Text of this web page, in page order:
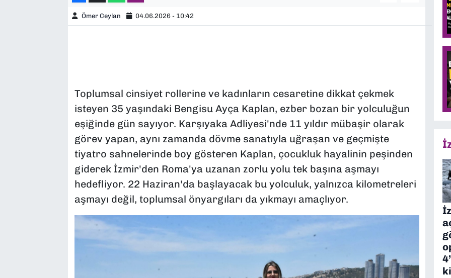
Ömer Ceylan 04.06.2026 - 10:42
Toplumsal cinsiyet rollerine ve kadınların cesaretine dikkat çekmek
isteyen 35 yaşındaki Bengisu Ayça Kaplan, ezber bozan bir yolculuğun
eşiğinde gün sayıyor. Karşıyaka Adliyesi'nde 11 yıldır mübaşir olarak
görev yapan, aynı zamanda dövme sanatıyla uğraşan ve geçmişte
tiyatro sahnelerinde boy gösteren Kaplan, çocukluk hayalinin peşinden
giderek İzmir'den Roma'ya uzanan zorlu yolu tek başına aşmayı
hedefliyor. 22 Haziran'da başlayacak bu yolculuk, yalnızca kilometreleri
aşmayı değil, toplumsal önyargıları da yıkmayı amaçlıyor.